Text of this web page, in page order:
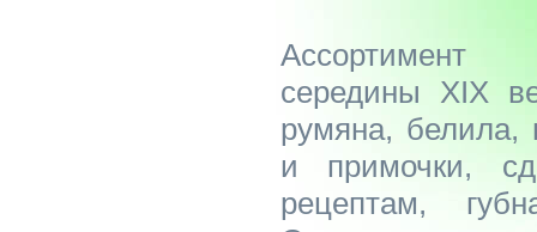
Ассортимент
середины XIX
румяна, белила,
и примочки,
рецептам,